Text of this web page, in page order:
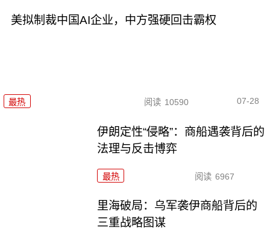
美拟制裁中国AI企业，中方强硬回击霸权
最热 阅读 10590 07-28
伊朗定性“侵略”：商船遇袭背后的
法理与反击博弈
最热 阅读 6967
里海破局：乌军袭伊商船背后的
三重战略图谋